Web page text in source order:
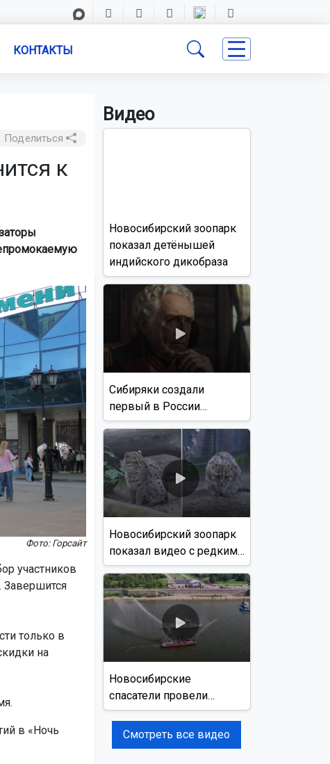
КОНТАКТЫ
Поделиться
к
Фото: Горсайт
участников
Завершится
только в
на
в «Ночь
Видео
Новосибирский зоопарк
показал детёнышей
индийского дикобраза
Сибиряки создали
первый в России
документальный фильм
с использованием ИИ
Новосибирский зоопарк
показал видео с редким
виверровым котом
Новосибирские
спасатели провели
учения на реке Обь
Смотреть все видео